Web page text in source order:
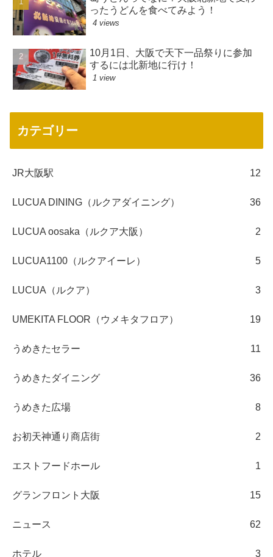
ったうどんを食べてみよう！
4 views
10月1日、大阪で天下一品祭りに参加
するには北新地に行け！
1 view
カテゴリー
JR大阪駅 12
LUCUA DINING（ルクアダイニング） 36
LUCUA oosaka（ルクア大阪） 2
LUCUA1100（ルクアイーレ） 5
LUCUA（ルクア） 3
UMEKITA FLOOR（ウメキタフロア） 19
うめきたセラー 11
うめきたダイニング 36
うめきた広場 8
お初天神通り商店街 2
エストフードホール 1
グランフロント大阪 15
ニュース 62
ホテル 3